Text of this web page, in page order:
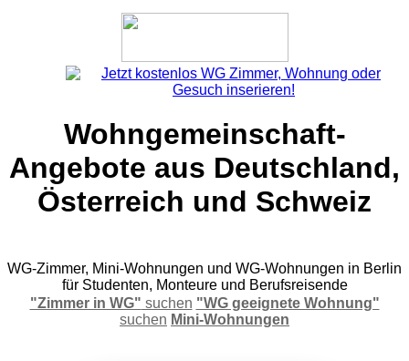
Wohngemeinschaft-
Angebote aus Deutschland,
Österreich und Schweiz
WG-Zimmer, Mini-Wohnungen und WG-Wohnungen in Berlin
für Studenten, Monteure und Berufsreisende
"Zimmer in WG" suchen "WG geeignete Wohnung"
suchen Mini-Wohnungen